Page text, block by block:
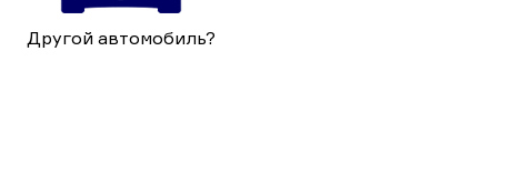
Другой автомобиль?